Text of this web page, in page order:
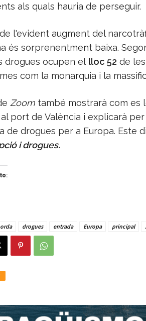
als quals hauria de perseguir.
l'evident augment del
és sorprenentment baixa.
drogues ocupen el lloc 52 de
com la monarquia i la
Zoomtambé mostrarà com es
port de València i explicarà
de drogues per a Europa. Este
i drogues.
drogues entrada Europa principal